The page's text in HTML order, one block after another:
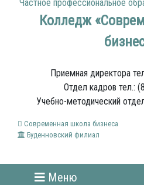
Частное профессиональное
Колледж
Приемная директора
Отдел кадров тел.:
Учебно-методический
Современная школа бизнеса
Буденновский филиал
Меню